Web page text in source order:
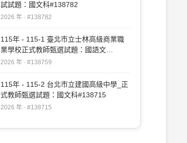
試試題：國文科#138782
2026 年 · #138782
115年 - 115-1 臺北市立士林高級商業職
業學校正式教師甄選試題：國語文
#138759
2026 年 · #138759
115年 - 115-2 台北市立建國高級中學_正
式教師甄選試題：國文科#138715
2026 年 · #138715